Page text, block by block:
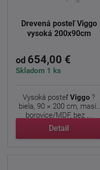
Drevená posteľ Viggo
vysoká 200x90cm
od 654,00 €
Skladom 1 ks
Vysoká posteľViggo ?
biela, 90 × 200 cm, masív
borovice/MDF, bez ...
Detail